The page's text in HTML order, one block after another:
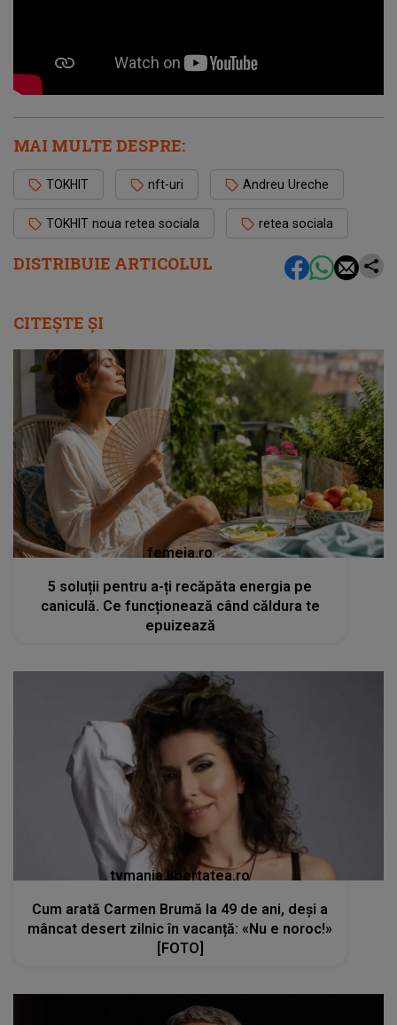
DISTRIBUIE ARTICOLUL
MAI MULTE DESPRE:
TOKHIT nft-uri Andreu Ureche
TOKHIT noua retea sociala retea sociala
CITEȘTE ȘI
femeia.ro
5 soluții pentru a-ți recăpăta energia pe
caniculă. Ce funcționează când căldura te
epuizează
tvmania.libertatea.ro
Cum arată Carmen Brumă la 49 de ani, deși a
mâncat desert zilnic în vacanță: «Nu e noroc!»
[FOTO]